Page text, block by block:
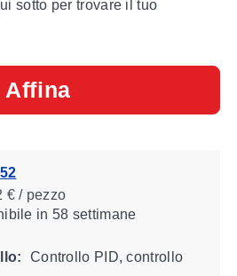
sotto per trovare il tuo
Affina
€ / pezzo
in 58 settimane
Controllo PID, controllo